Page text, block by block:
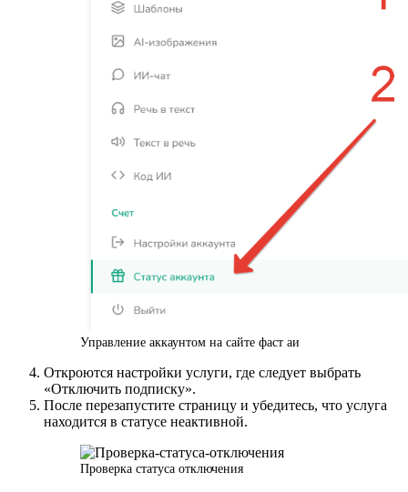
Управление аккаунтом на сайте фаст аи
Откроются настройки услуги, где следует выбрать
«Отключить подписку».
После перезапустите страницу и убедитесь, что услуга
находится в статусе неактивной.
Проверка статуса отключения